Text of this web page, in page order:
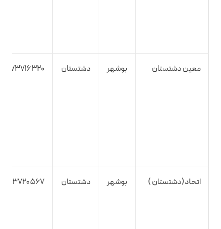
معین دشتستان بوشهر دشتستان 9173716320
اتحاد(دشتستان ) بوشهر دشتستان 9173720567